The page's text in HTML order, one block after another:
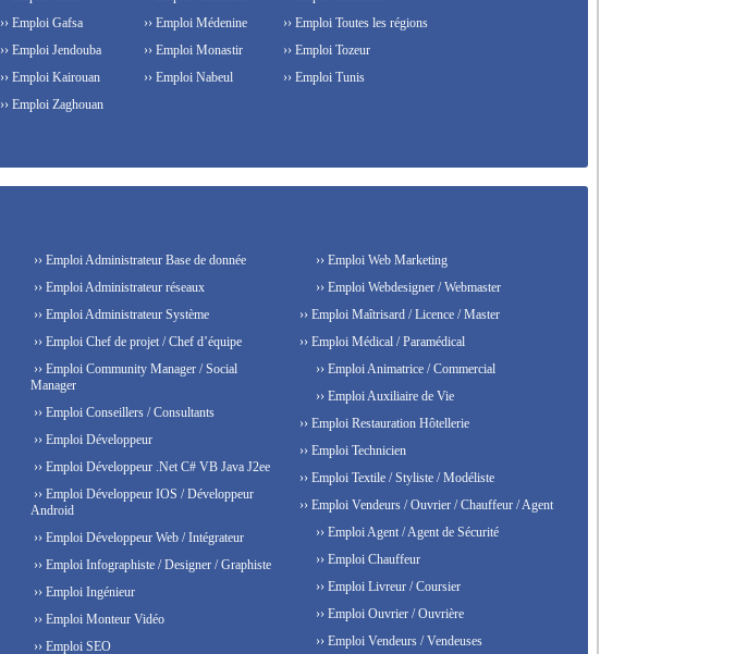
›› Emploi Gafsa
›› Emploi Jendouba
›› Emploi Kairouan
›› Emploi Médenine
›› Emploi Monastir
›› Emploi Nabeul
›› Emploi Toutes les régions
›› Emploi Tozeur
›› Emploi Tunis
›› Emploi Zaghouan
›› Emploi Administrateur Base de donnée
›› Emploi Administrateur réseaux
›› Emploi Administrateur Système
›› Emploi Chef de projet / Chef d’équipe
›› Emploi Community Manager / Social
Manager
›› Emploi Conseillers / Consultants
›› Emploi Développeur
›› Emploi Développeur .Net C# VB Java J2ee
›› Emploi Développeur IOS / Développeur
Android
›› Emploi Développeur Web / Intégrateur
›› Emploi Infographiste / Designer / Graphiste
›› Emploi Ingénieur
›› Emploi Monteur Vidéo
›› Emploi SEO
›› Emploi Web Marketing
›› Emploi Webdesigner / Webmaster
›› Emploi Maîtrisard / Licence / Master
›› Emploi Médical / Paramédical
›› Emploi Animatrice / Commercial
›› Emploi Auxiliaire de Vie
›› Emploi Restauration Hôtellerie
›› Emploi Technicien
›› Emploi Textile / Styliste / Modéliste
›› Emploi Vendeurs / Ouvrier / Chauffeur / Agent
›› Emploi Agent / Agent de Sécurité
›› Emploi Chauffeur
›› Emploi Livreur / Coursier
›› Emploi Ouvrier / Ouvrière
›› Emploi Vendeurs / Vendeuses